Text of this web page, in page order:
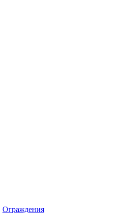
Ограждения